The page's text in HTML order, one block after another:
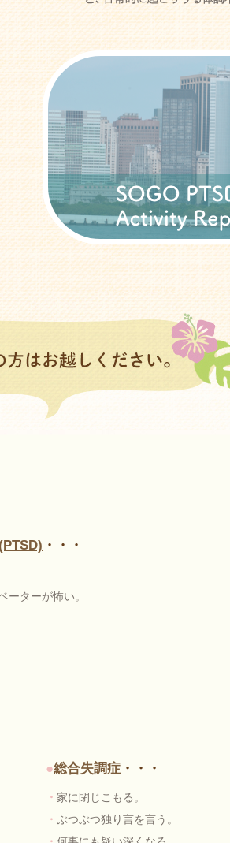
・・・
ーターが怖い。
●総合失調症 ・・・
・ 家に閉じこもる。
・ ぶつぶつ独り言を言う。